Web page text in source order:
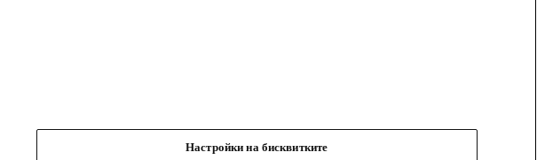
Настройки на бисквитките